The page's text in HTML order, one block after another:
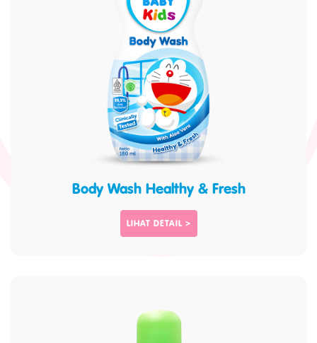
Body Wash Healthy & Fresh
LIHAT DETAIL >